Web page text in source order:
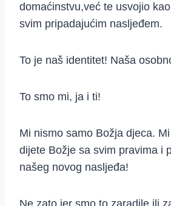
domaćinstvu,već te usvojio
svim pripadajućim nasljeđem.
To je naš identitet! Naša
To smo mi, ja i ti!
Mi nismo samo Božja djeca.
dijete Božje sa svim pravima i
našeg novog nasljeđa!
Ne zato jer smo to zaradile ili